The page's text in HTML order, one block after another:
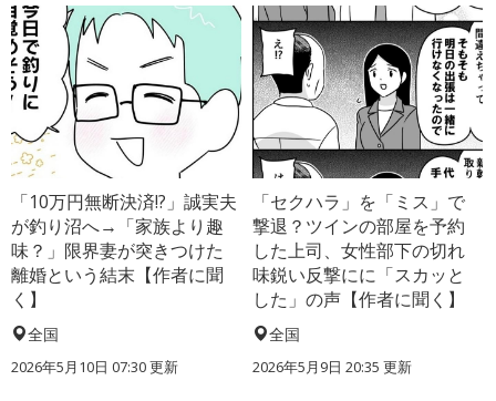
「10万円無断決済!?」誠実夫
が釣り沼へ→「家族より趣
味？」限界妻が突きつけた
離婚という結末【作者に聞
く】
全国
2026年5月10日 07:30 更新
「セクハラ」を「ミス」で
撃退？ツインの部屋を予約
した上司、女性部下の切れ
味鋭い反撃にに「スカッと
した」の声【作者に聞く】
全国
2026年5月9日 20:35 更新